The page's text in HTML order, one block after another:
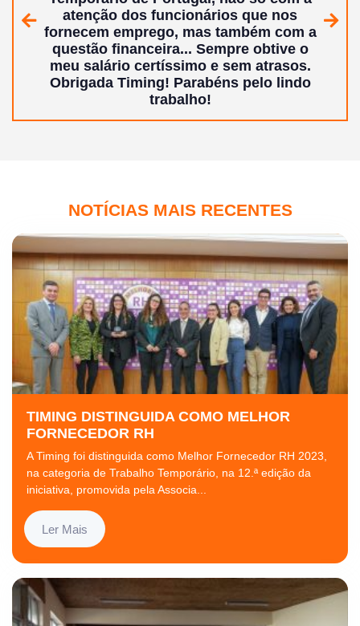
atenção dos funcionários que nos
fornecem emprego, mas também com a
questão financeira... Sempre obtive o
meu salário certíssimo e sem atrasos.
Obrigada Timing! Parabéns pelo lindo
trabalho!
Anterior
NOTÍCIAS MAIS RECENTES
TIMING DISTINGUIDA COMO MELHOR
FORNECEDOR RH
A Timing foi distinguida como Melhor Fornecedor RH 2023,
na categoria de Trabalho Temporário, na 12.ª edição da
iniciativa, promovida pela Associa...
Ler Mais